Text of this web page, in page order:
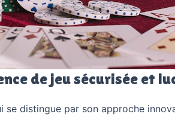
de jeu sécurisée et
se distingue par son approche